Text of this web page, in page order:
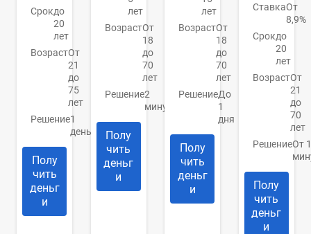
Срокдо
20
лет
ВозрастОт
21
до
75
лет
Решение1
день
Полу
чить
деньг
и
лет
ВозрастОт
18
до
70
лет
Решение2
минуты
Полу
чить
деньг
и
лет
ВозрастОт
18
до
70
лет
РешениеДо
1
дня
Полу
чить
деньг
и
СтавкаОт
8,9%
Срокдо
20
лет
ВозрастОт
21
до
70
лет
РешениеОт
Полу
чить
деньг
и